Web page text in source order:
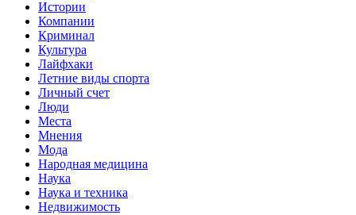
Истории
Компании
Криминал
Культура
Лайфхаки
Летние виды спорта
Личный счет
Люди
Места
Мнения
Мода
Народная медицина
Наука
Наука и техника
Недвижимость